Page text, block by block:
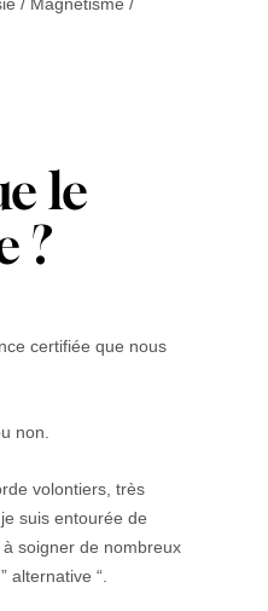
le
?
certifiée que nous
non.
volontiers, très
suis entourée de
soigner de nombreux
alternative “.